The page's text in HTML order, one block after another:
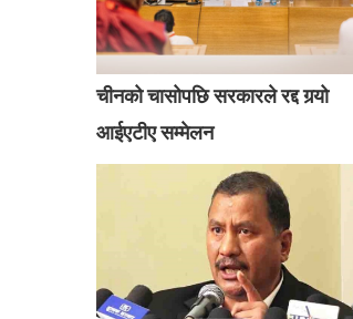
चीनको चासोपछि सरकारले रद्द गर्‍यो
आईएटीए सम्मेलन